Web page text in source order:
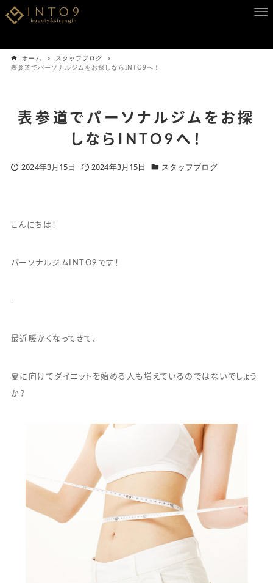
ホーム
スタッフブログ
表参道でパーソナルジムをお探しならINTO9へ！
表参道でパーソナルジムをお探
しならINTO9へ！
2024年3月15日 2024年3月15日 スタッフブログ
こんにちは！
パーソナルジムINTO9です！
.
最近暖かくなってきて、
夏に向けてダイエットを始める人も増えているのではないでしょう
か？